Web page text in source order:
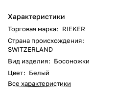
Характеристики
Торговая марка: RIEKER
Страна происхождения:
SWITZERLAND
Вид изделия: Босоножки
Цвет: Белый
Все характеристики